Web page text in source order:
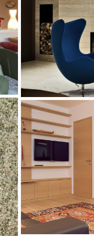
3 weitere Bilder